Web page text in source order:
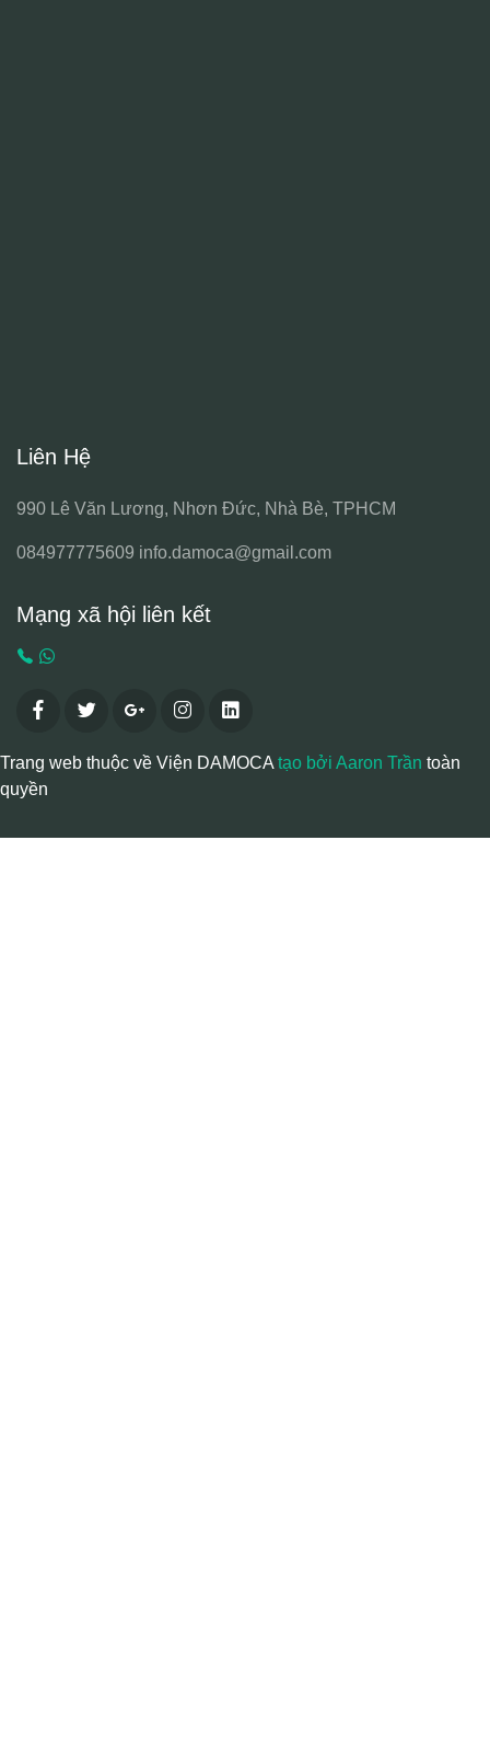
Liên Hệ
990 Lê Văn Lương, Nhơn Đức, Nhà Bè, TPHCM
084977775609 info.damoca@gmail.com
Mạng xã hội liên kết
Trang web thuộc về Viện DAMOCA tạo bởi Aaron Trần toàn
quyền